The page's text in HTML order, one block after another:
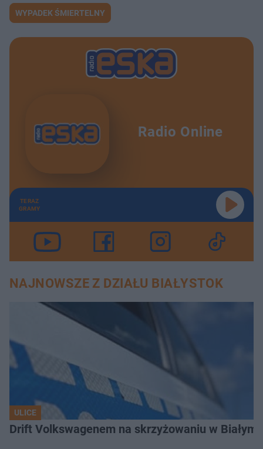
WYPADEK ŚMIERTELNY
Radio Online
TERAZ
GRAMY
NAJNOWSZE Z DZIAŁU BIAŁYSTOK
ULICE
Drift Volkswagenem na skrzyżowaniu w